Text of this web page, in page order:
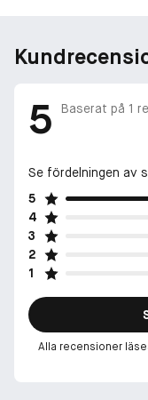
5 Baserat på 1
Se fördelningen av
5
4
3
2
1
Alla recensioner